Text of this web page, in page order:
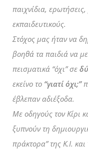
παιχνίδια,
εκπαιδευτικούς.
Στόχος μας ήταν να
βοηθά τα παιδιά να
πεισματικά “όχι” σε
εκείνο το “γιατί όχι;”
έβλεπαν αδιέξοδα.
Με οδηγούς τον Κίρι
ξυπνούν τη
πράκτορα” της Κ.Ι.